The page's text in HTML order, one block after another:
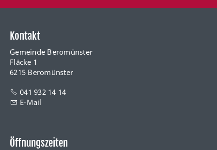
Kontakt
Gemeinde Beromünster
Fläcke 1
6215 Beromünster
041 932 14 14
E-Mail
Öffnungszeiten